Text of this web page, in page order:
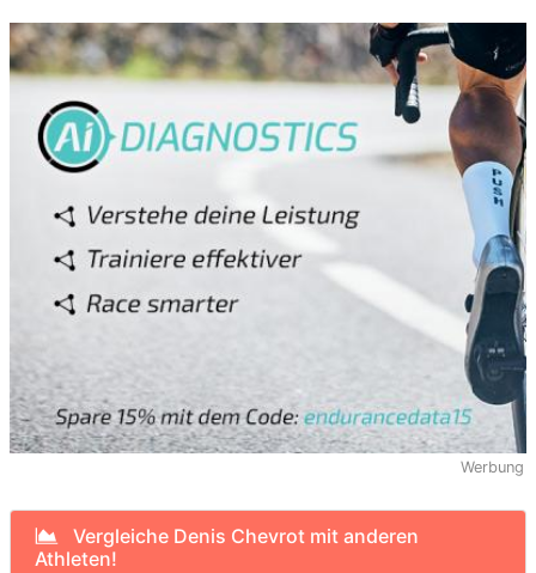
Werbung
Vergleiche Denis Chevrot mit anderen
Athleten!